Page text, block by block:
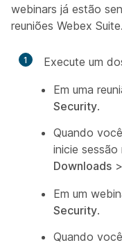
webinars já estão
reuniões Webex Suite.
1
Execute um
Em uma
Security.
Quando
inicie sessão
Downloads >
Em um
Security.
Quando